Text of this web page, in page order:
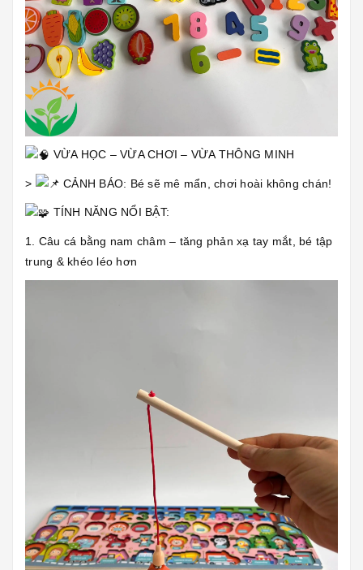
VỪA HỌC – VỪA CHƠI – VỪA THÔNG MINH
> CẢNH BÁO: Bé sẽ mê mẩn, chơi hoài không chán!
TÍNH NĂNG NỔI BẬT:
1. Câu cá bằng nam châm – tăng phản xạ tay mắt, bé tập
trung & khéo léo hơn